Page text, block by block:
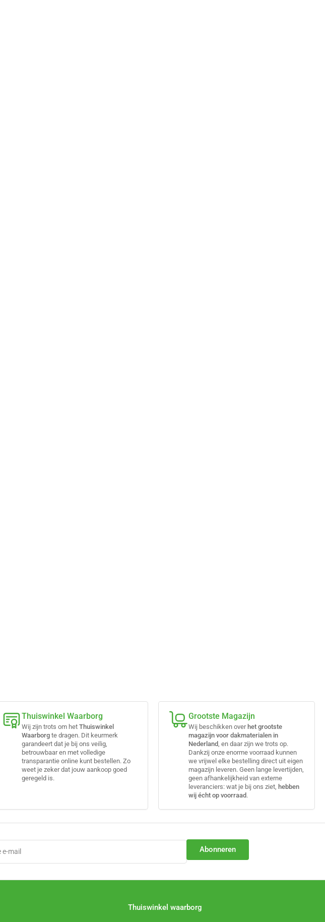
Thuiswinkel Waarborg
Wij zijn trots om het Thuiswinkel
Waarborg te dragen. Dit keurmerk
garandeert dat je bij ons veilig,
betrouwbaar en met volledige
transparantie online kunt bestellen. Zo
weet je zeker dat jouw aankoop goed
geregeld is.
Grootste Magazijn
Wij beschikken over het grootste
magazijn voor dakmaterialen in
Nederland, en daar zijn we trots op.
Dankzij onze enorme voorraad kunnen
we vrijwel elke bestelling direct uit eigen
magazijn leveren. Geen lange levertijden,
geen afhankelijkheid van externe
leveranciers: wat je bij ons ziet, hebben
wij écht op voorraad .
Abonneren
Thuiswinkel waarborg